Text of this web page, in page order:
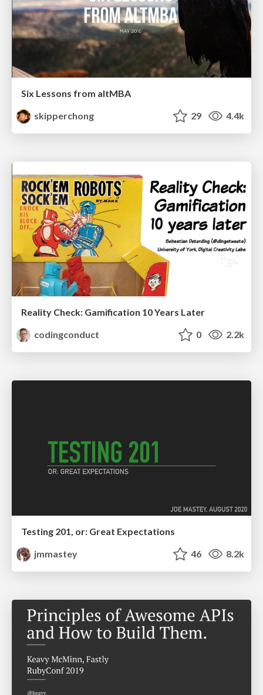
Six Lessons from altMBA
skipperchong
29 4.4k
Reality Check: Gamification 10 Years Later
codingconduct
0 2.2k
Testing 201, or: Great Expectations
jmmastey
46 8.2k